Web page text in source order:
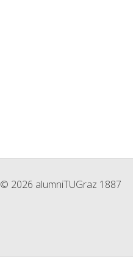
© 2026 alumniTUGraz 1887